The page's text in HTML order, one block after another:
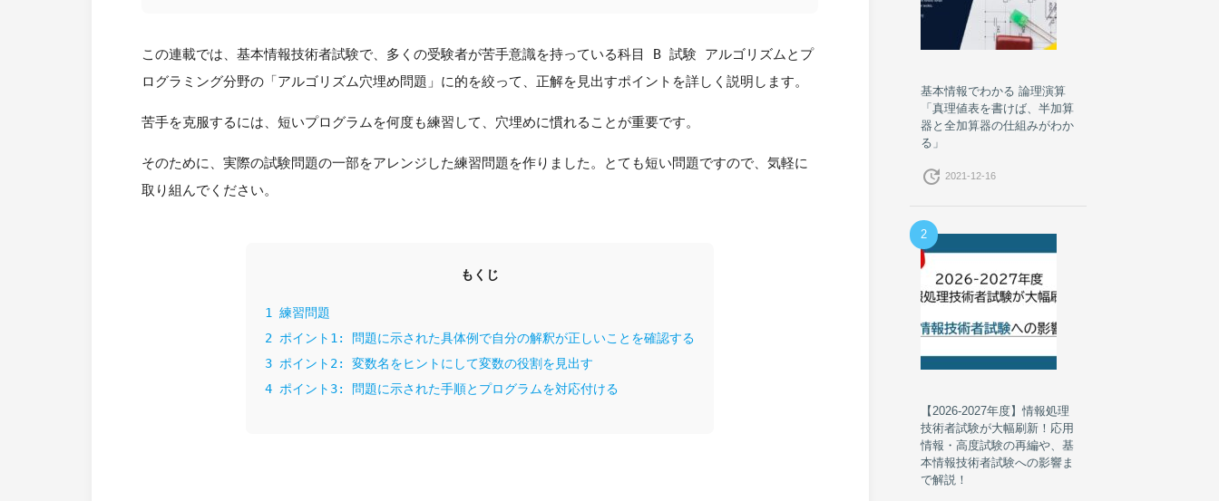
この連載では、基本情報技術者試験で、多くの受験者が苦手意識を持っている科目 B 試験 アルゴリズムとプ
ログラミング分野の「アルゴリズム穴埋め問題」に的を絞って、正解を見出すポイントを詳しく説明します。
苦手を克服するには、短いプログラムを何度も練習して、穴埋めに慣れることが重要です。
そのために、実際の試験問題の一部をアレンジした練習問題を作りました。とても短い問題ですので、気軽に
取り組んでください。
もくじ
1 練習問題
2 ポイント1: 問題に示された具体例で自分の解釈が正しいことを確認する
3 ポイント2: 変数名をヒントにして変数の役割を見出す
4 ポイント3: 問題に示された手順とプログラムを対応付ける
基本情報でわかる 論理演算
「真理値表を書けば、半加算
器と全加算器の仕組みがわか
る」
update 2021-12-16
2
【2026-2027年度】情報処理
技術者試験が大幅刷新！応用
情報・高度試験の再編や、基
本情報技術者試験への影響ま
で解説！